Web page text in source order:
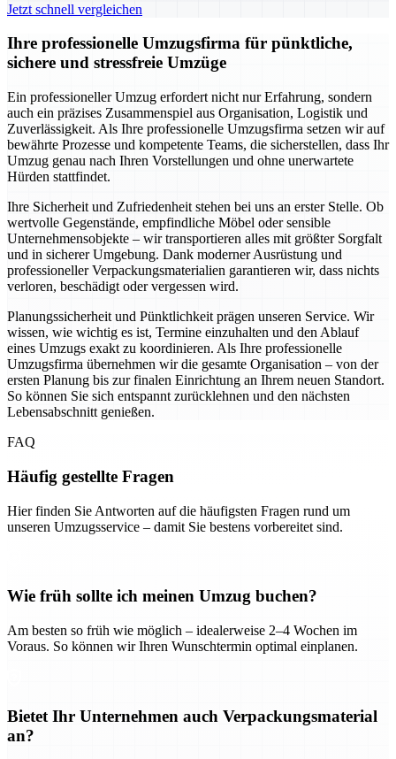
Jetzt schnell vergleichen
Ihre professionelle Umzugsfirma für pünktliche,
sichere und stressfreie Umzüge
Ein professioneller Umzug erfordert nicht nur Erfahrung, sondern
auch ein präzises Zusammenspiel aus Organisation, Logistik und
Zuverlässigkeit. Als Ihre professionelle Umzugsfirma setzen wir auf
bewährte Prozesse und kompetente Teams, die sicherstellen, dass Ihr
Umzug genau nach Ihren Vorstellungen und ohne unerwartete
Hürden stattfindet.
Ihre Sicherheit und Zufriedenheit stehen bei uns an erster Stelle. Ob
wertvolle Gegenstände, empfindliche Möbel oder sensible
Unternehmensobjekte – wir transportieren alles mit größter Sorgfalt
und in sicherer Umgebung. Dank moderner Ausrüstung und
professioneller Verpackungsmaterialien garantieren wir, dass nichts
verloren, beschädigt oder vergessen wird.
Planungssicherheit und Pünktlichkeit prägen unseren Service. Wir
wissen, wie wichtig es ist, Termine einzuhalten und den Ablauf
eines Umzugs exakt zu koordinieren. Als Ihre professionelle
Umzugsfirma übernehmen wir die gesamte Organisation – von der
ersten Planung bis zur finalen Einrichtung an Ihrem neuen Standort.
So können Sie sich entspannt zurücklehnen und den nächsten
Lebensabschnitt genießen.
FAQ
Häufig gestellte Fragen
Hier finden Sie Antworten auf die häufigsten Fragen rund um
unseren Umzugsservice – damit Sie bestens vorbereitet sind.
Wie früh sollte ich meinen Umzug buchen?
Am besten so früh wie möglich – idealerweise 2–4 Wochen im
Voraus. So können wir Ihren Wunschtermin optimal einplanen.
Bietet Ihr Unternehmen auch Verpackungsmaterial
an?